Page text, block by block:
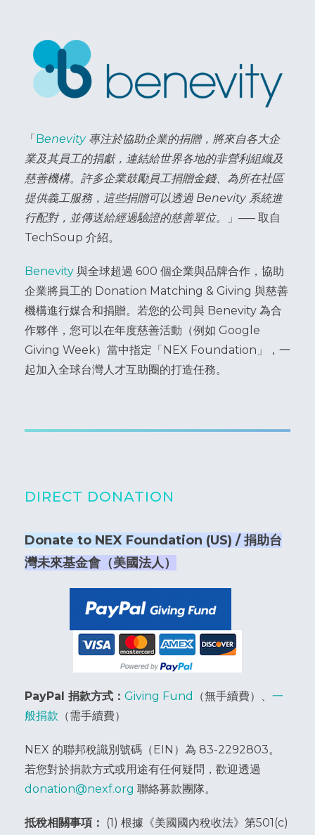
「 Benevity專注於協助企業的捐贈，將來自各大企
業及其員工的捐獻，連結給世界各地的非營利組織及
慈善機構。許多企業鼓勵員工捐贈金錢、為所在社區
提供義工服務，這些捐贈可以透過 Benevity 系統進
行配對，並傳送給經過驗證的慈善單位。
」––– 取自
TechSoup 介紹。
Benevity 與全球超過 600 個企業與品牌合作，協助
企業將員工的 Donation Matching & Giving 與慈善
機構進行媒合和捐贈。若您的公司與 Benevity 為合
作夥伴，您可以在年度慈善活動（例如 Google
Giving Week）當中指定「NEX Foundation」，一
起加入全球台灣人才互助圈的打造任務。
DIRECT DONATION
Donate to NEX Foundation (US) / 捐助台
灣未來基金會（美國法人）
PayPal 捐款方式： Giving Fund （無手續費）、 一
般捐款 （需手續費）
NEX 的聯邦稅識別號碼（EIN）為 83-2292803。
若您對於捐款方式或用途有任何疑問，歡迎透過
donation@nexf.org 聯絡募款團隊。
抵稅相關事項： (1) 根據《美國國內稅收法》第501(c)